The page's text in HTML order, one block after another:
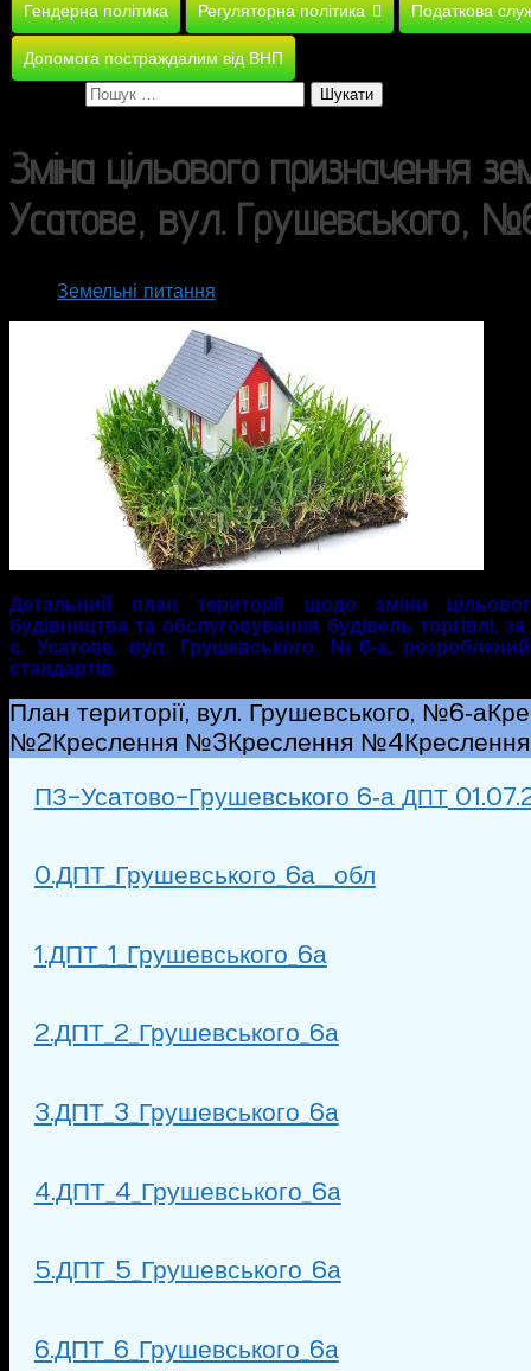
Гендерна політика Регуляторна політика Податкова
Допомога постраждалим від ВНП
Пошук:
Зміна цільового призначення
Усатове, вул. Грушевського,
Земельні питання
Детальний план території щодо зміни
будівництва та обслуговування будівель торгівлі,
с. Усатове, вул. Грушевського, №6‑а,
стандартів.
План території, вул. Грушевського, №6‑а
№2Креслення №3Креслення №4
ПЗ-Усатово-Грушевського 6‑а ДПТ
0.ДПТ_Грушевського_6а__обл
1.ДПТ_1_Грушевського_6а
2.ДПТ_2_Грушевського_6а
3.ДПТ_3_Грушевського_6а
4.ДПТ_4_Грушевського_6а
5.ДПТ_5_Грушевського_6а
6.ДПТ_6_Грушевського_6а